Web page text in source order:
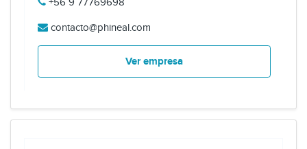
contacto@phineal.com
Ver empresa